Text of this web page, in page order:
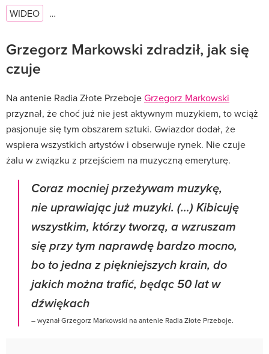
WIDEO …
Grzegorz Markowski zdradził, jak się
czuje
Na antenie Radia Złote PrzebojeGrzegorz Markowski
przyznał, że choć już nie jest aktywnym muzykiem, to wciąż
pasjonuje się tym obszarem sztuki. Gwiazdor dodał, że
wspiera wszystkich artystów i obserwuje rynek. Nie czuje
żalu w związku z przejściem na muzyczną emeryturę.
Coraz mocniej przeżywam muzykę,
nie uprawiając już muzyki. (…) Kibicuję
wszystkim, którzy tworzą, a wzruszam
się przy tym naprawdę bardzo mocno,
bo to jedna z piękniejszych krain, do
jakich można trafić, będąc 50 lat w
dźwiękach
– wyznał Grzegorz Markowski na antenie Radia Złote Przeboje.